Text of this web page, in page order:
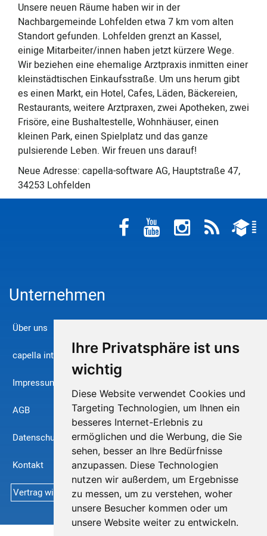
Ihre Privatsphäre ist uns
wichtig
Diese Website verwendet Cookies und
Targeting Technologien, um Ihnen ein
besseres Internet-Erlebnis zu
ermöglichen und die Werbung, die Sie
sehen, besser an Ihre Bedürfnisse
anzupassen. Diese Technologien
nutzen wir außerdem, um Ergebnisse
zu messen, um zu verstehen, woher
unsere Besucher kommen oder um
unsere Website weiter zu entwickeln.
Unsere neuen Räume haben wir in der
Nachbargemeinde Lohfelden etwa 7 km vom alten
Standort gefunden. Lohfelden grenzt an Kassel,
einige Mitarbeiter/innen haben jetzt kürzere Wege.
Wir beziehen eine ehemalige Arztpraxis inmitten einer
kleinstädtischen Einkaufsstraße. Um uns herum gibt
es einen Markt, ein Hotel, Cafes, Läden, Bäckereien,
Restaurants, weitere Arztpraxen, zwei Apotheken, zwei
Frisöre, eine Bushaltestelle, Wohnhäuser, einen
kleinen Park, einen Spielplatz und das ganze
pulsierende Leben. Wir freuen uns darauf!
Neue Adresse: capella-software AG, Hauptstraße 47,
34253 Lohfelden
Unternehmen
Über uns
capella international
Impressum
AGB
Datenschutz
Kontakt
Vertrag widerrufen